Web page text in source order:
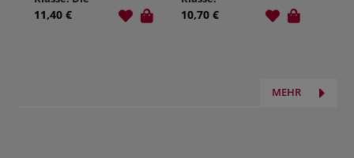
Drachenschule
11,40 €
Sternchen,
10,70 €
MEHR